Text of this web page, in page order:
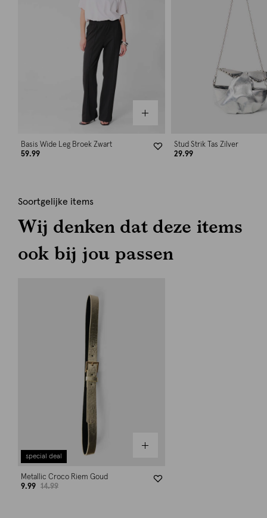
Basis Wide Leg Broek Zwart
59.99
Stud Strik Tas Zilver
29.99
Soortgelijke items
Wij denken dat deze items
ook bij jou passen
special deal
Metallic Croco Riem Goud
9.99
14.99